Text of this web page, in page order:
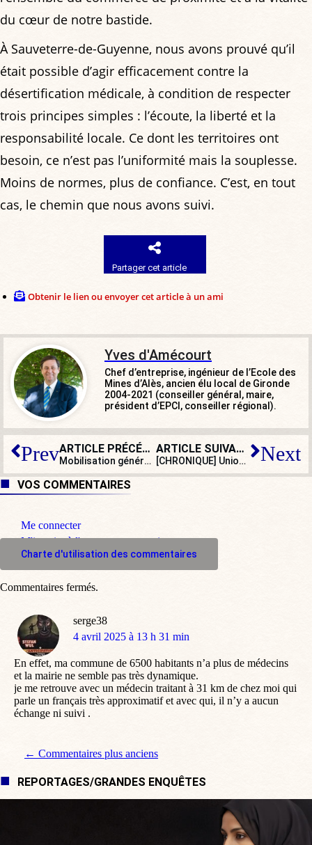
du cœur de notre bastide.
À Sauveterre-de-Guyenne, nous avons prouvé qu’il
était possible d’agir efficacement contre la
désertification médicale, à condition de respecter
trois principes simples : l’écoute, la liberté et la
responsabilité locale. Ce dont les territoires ont
besoin, ce n’est pas l’uniformité mais la souplesse.
Moins de normes, plus de confiance. C’est, en tout
cas, le chemin que nous avons suivi.
Partager cet article
Obtenir le lien ou envoyer cet article à un ami
Yves d'Amécourt
Chef d’entreprise, ingénieur de l’Ecole des
Mines d’Alès, ancien élu local de Gironde
2004-2021 (conseiller général, maire,
président d’EPCI, conseiller régional).
Prev ARTICLE PRÉCÉDENT
Mobilisation générale des députés RN autour de Marine Le Pen
ARTICLE SUIVANT
[CHRONIQUE] Union européenne, magistrats : même combat contre la démocratie ? Next
VOS COMMENTAIRES
Me connecter
M'inscrire à l'espace commentaire
Charte d'utilisation des commentaires
serge38
dit
4 avril 2025 à 13 h 31 min
En effet, ma commune de 6500 habitants n’a plus de médecins
et la mairie ne semble pas très dynamique.
je me retrouve avec un médecin traitant à 31 km de chez moi qui
parle un français très approximatif et avec qui, il n’y a aucun
échange ni suivi .
Navigation de commentaire
← Commentaires plus anciens
Commentaires fermés.
REPORTAGES/GRANDES ENQUÊTES